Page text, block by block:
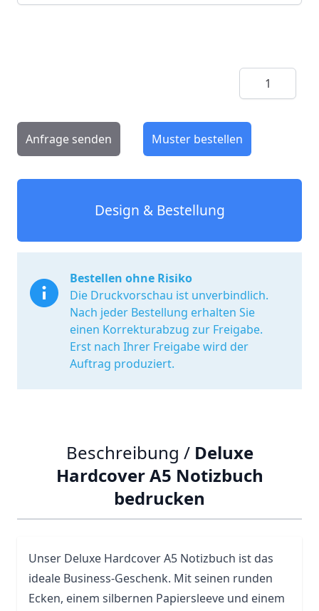
Menge
Anfrage senden Muster bestellen
Design & Bestellung
Bestellen ohne Risiko
Die Druckvorschau ist unverbindlich.
Nach jeder Bestellung erhalten Sie
einen Korrekturabzug zur Freigabe.
Erst nach Ihrer Freigabe wird der
Auftrag produziert.
Beschreibung / Deluxe
Hardcover A5 Notizbuch
bedrucken
Unser Deluxe Hardcover A5 Notizbuch ist das
ideale Business-Geschenk. Mit seinen runden
Ecken, einem silbernen Papiersleeve und einem